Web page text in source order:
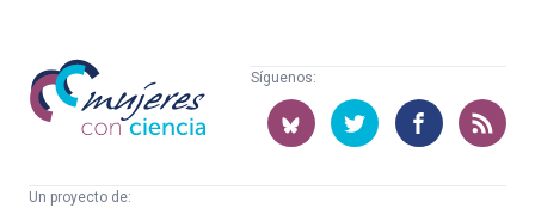
Mujeres
con
ciencia
Síguenos:
Un proyecto de: